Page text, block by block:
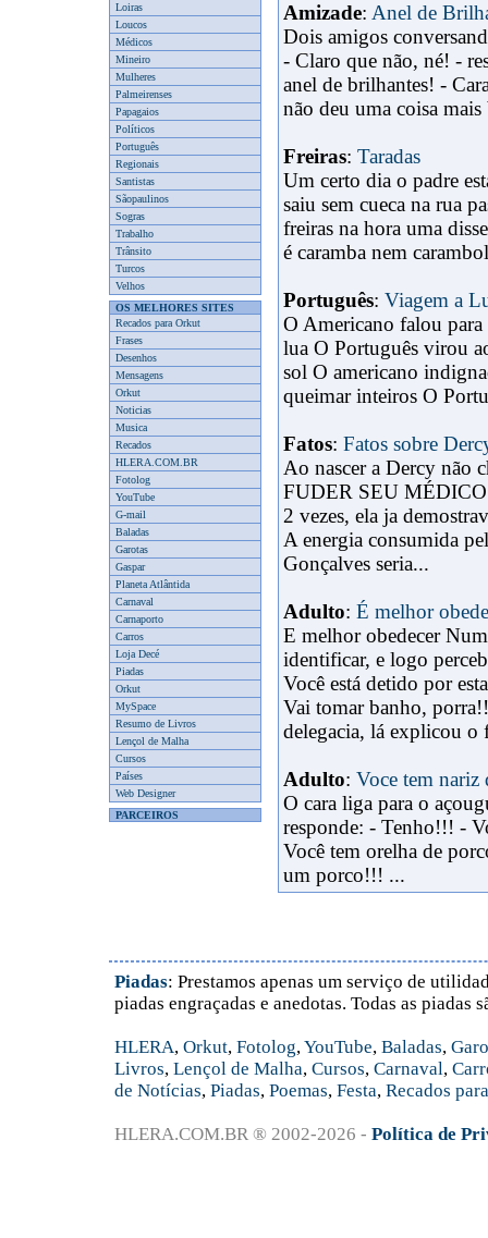
Loiras
Loucos
Médicos
Mineiro
Mulheres
Palmeirenses
Papagaios
Políticos
Português
Regionais
Santistas
Sãopaulinos
Sogras
Trabalho
Trânsito
Turcos
Velhos
OS MELHORES SITES
Recados para Orkut
Frases
Desenhos
Mensagens
Orkut
Noticias
Musica
Recados
HLERA.COM.BR
Fotolog
YouTube
G-mail
Baladas
Garotas
Gaspar
Planeta Atlântida
Carnaval
Carnaporto
Carros
Loja Decé
Piadas
Orkut
MySpace
Resumo de Livros
Lençol de Malha
Cursos
Países
Web Designer
PARCEIROS
Amizade: Anel de
Dois amigos
- Claro que não, né! -
anel de brilhantes! -
não deu uma coisa
Freiras: Taradas
Um certo dia o padre
saiu sem cueca na rua
freiras na hora uma
é caramba nem
Português: Viagem a
O Americano falou
lua O Português virou
sol O americano
queimar inteiros O
Fatos: Fatos sobre
Ao nascer a Dercy
FUDER SEU
2 vezes, ela ja
A energia consumida
Gonçalves seria...
Adulto: É melhor
E melhor obedecer
identificar, e logo
Você está detido por
Vai tomar banho,
delegacia, lá explicou o
Adulto: Voce tem nariz
O cara liga para o
responde: - Tenho!!! -
Você tem orelha de
um porco!!! ...
Piadas: Prestamos apenas um serviço de
piadas engraçadas e anedotas. Todas as piadas
HLERA, Orkut, Fotolog,YouTube, Baladas,
Livros, Lençol de Malha, Cursos, Carnaval,
de Notícias, Piadas, Poemas, Festa, Recados
HLERA.COM.BR ® 2002-2026 - Política de